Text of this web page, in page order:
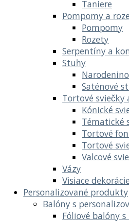
Taniere
Pompomy a
Pompomy
Rozety
Serpentíny a
Stuhy
Saténové
Tortové sviečky
Kónické
Tématické
Tortové
Tortové
Valcové
Vázy
Visiace
Personalizované produkty
Balóny s
Fóliové balóny